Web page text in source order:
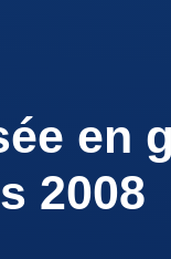
en
2008